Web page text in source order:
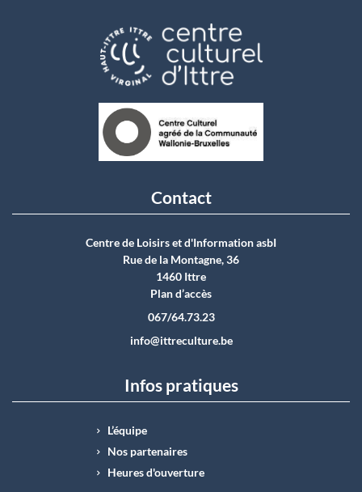
Contact
Centre de Loisirs et d'Information asbI
Rue de la Montagne, 36
1460 Ittre
Plan d’accès
067/64.73.23
info@ittreculture.be
Infos pratiques
L’équipe
Nos partenaires
Heures d'ouverture